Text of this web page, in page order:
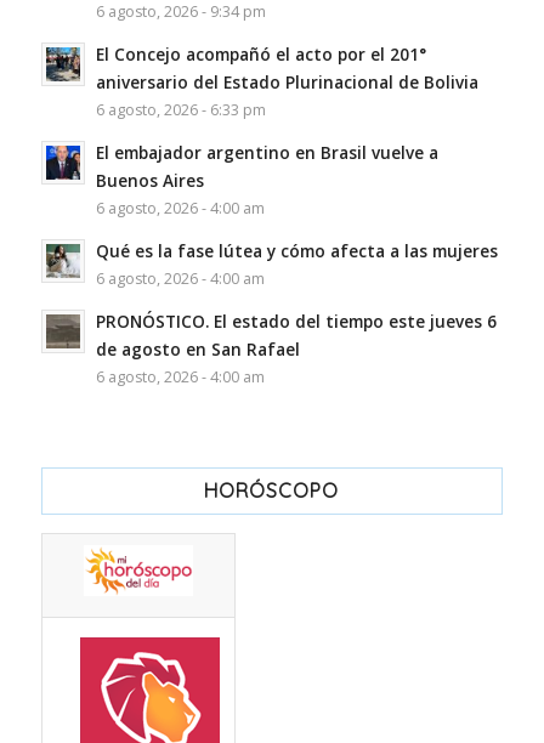
6 agosto, 2026 - 9:34 pm
El Concejo acompañó el acto por el 201°
aniversario del Estado Plurinacional de Bolivia
6 agosto, 2026 - 6:33 pm
El embajador argentino en Brasil vuelve a
Buenos Aires
6 agosto, 2026 - 4:00 am
Qué es la fase lútea y cómo afecta a las mujeres
6 agosto, 2026 - 4:00 am
PRONÓSTICO. El estado del tiempo este jueves 6
de agosto en San Rafael
6 agosto, 2026 - 4:00 am
HORÓSCOPO